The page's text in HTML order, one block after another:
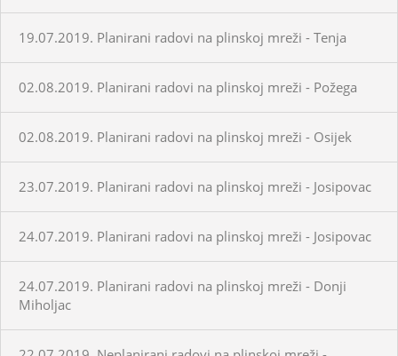
19.07.2019. Planirani radovi na plinskoj mreži - Tenja
02.08.2019. Planirani radovi na plinskoj mreži - Požega
02.08.2019. Planirani radovi na plinskoj mreži - Osijek
23.07.2019. Planirani radovi na plinskoj mreži - Josipovac
24.07.2019. Planirani radovi na plinskoj mreži - Josipovac
24.07.2019. Planirani radovi na plinskoj mreži - Donji
Miholjac